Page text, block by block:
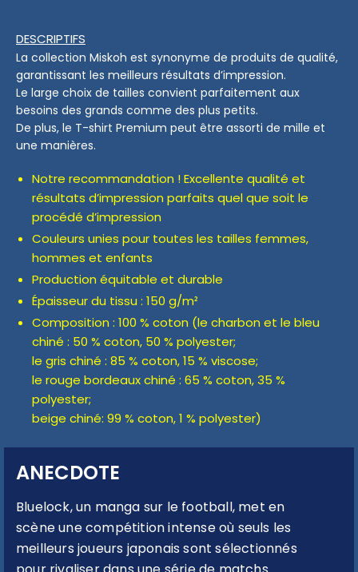
DESCRIPTIFS
La collection Miskoh est synonyme de produits de qualité,
garantissant les meilleurs résultats d’impression.
Le large choix de tailles convient parfaitement aux
besoins des grands comme des plus petits.
De plus, le T-shirt Premium peut être assorti de mille et
une manières.
Notre recommandation ! Excellente qualité et
résultats d’impression parfaits quel que soit le
procédé d’impression
Couleurs unies pour toutes les tailles femmes,
hommes et enfants
Production équitable et durable
Épaisseur du tissu : 150 g/m²
Composition : 100 % coton (le charbon et le bleu
chiné : 50 % coton, 50 % polyester;
le gris chiné : 85 % coton, 15 % viscose;
le rouge bordeaux chiné : 65 % coton, 35 %
polyester;
beige chiné: 99 % coton, 1 % polyester)
ANECDOTE
Bluelock, un manga sur le football, met en
scène une compétition intense où seuls les
meilleurs joueurs japonais sont sélectionnés